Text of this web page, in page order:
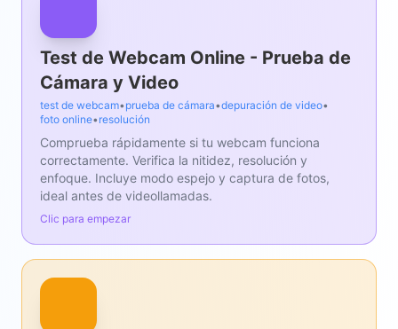
Test de Webcam Online - Prueba de
Cámara y Video
test de webcam•prueba de cámara•depuración de video•
foto online• resolución
Comprueba rápidamente si tu webcam funciona
correctamente. Verifica la nitidez, resolución y
enfoque. Incluye modo espejo y captura de fotos,
ideal antes de videollamadas.
Clic para empezar